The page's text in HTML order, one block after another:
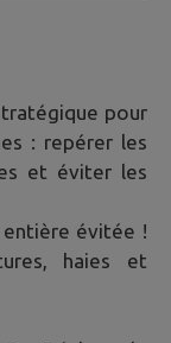
pour
: repérer les
et éviter les
évitée !
haies et